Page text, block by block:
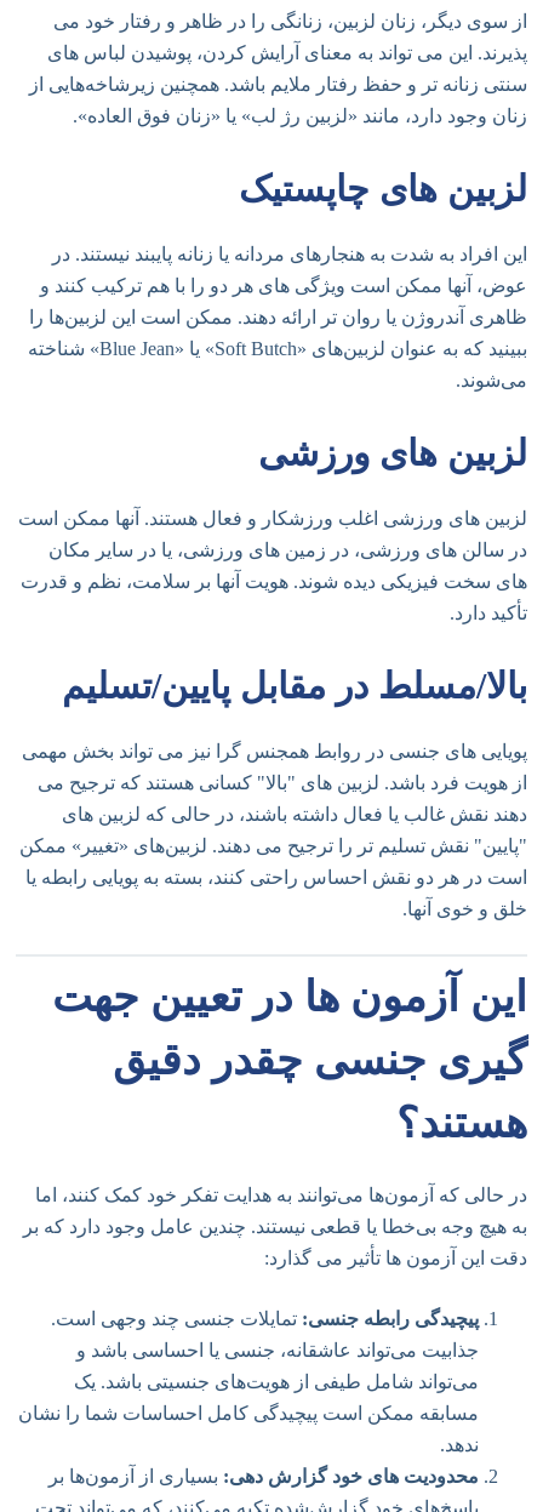
از سوی دیگر، زنان لزبین، زنانگی را در ظاهر و رفتار خود می
پذیرند. این می تواند به معنای آرایش کردن، پوشیدن لباس های
سنتی زنانه تر و حفظ رفتار ملایم باشد. همچنین زیرشاخه‌هایی از
زنان وجود دارد، مانند «لزبین رژ لب» یا «زنان فوق العاده».
لزبین های چاپستیک
این افراد به شدت به هنجارهای مردانه یا زنانه پایبند نیستند. در
عوض، آنها ممکن است ویژگی های هر دو را با هم ترکیب کنند و
ظاهری آندروژن یا روان تر ارائه دهند. ممکن است این لزبین‌ها را
ببینید که به عنوان لزبین‌های «Soft Butch» یا «Blue Jean» شناخته
می‌شوند.
لزبین های ورزشی
لزبین های ورزشی اغلب ورزشکار و فعال هستند. آنها ممکن است
در سالن های ورزشی، در زمین های ورزشی، یا در سایر مکان
های سخت فیزیکی دیده شوند. هویت آنها بر سلامت، نظم و قدرت
تأکید دارد.
بالا/مسلط در مقابل پایین/تسلیم
پویایی های جنسی در روابط همجنس گرا نیز می تواند بخش مهمی
از هویت فرد باشد. لزبین های "بالا" کسانی هستند که ترجیح می
دهند نقش غالب یا فعال داشته باشند، در حالی که لزبین های
"پایین" نقش تسلیم تر را ترجیح می دهند. لزبین‌های «تغییر» ممکن
است در هر دو نقش احساس راحتی کنند، بسته به پویایی رابطه یا
خلق و خوی آنها.
این آزمون ها در تعیین جهت
گیری جنسی چقدر دقیق
هستند؟
در حالی که آزمون‌ها می‌توانند به هدایت تفکر خود کمک کنند، اما
به هیچ وجه بی‌خطا یا قطعی نیستند. چندین عامل وجود دارد که بر
دقت این آزمون ها تأثیر می گذارد:
پیچیدگی رابطه جنسی: تمایلات جنسی چند وجهی است.
جذابیت می‌تواند عاشقانه، جنسی یا احساسی باشد و
می‌تواند شامل طیفی از هویت‌های جنسیتی باشد. یک
مسابقه ممکن است پیچیدگی کامل احساسات شما را نشان
ندهد.
محدودیت های خود گزارش دهی: بسیاری از آزمون‌ها بر
پاسخ‌های خود گزارش‌شده تکیه می‌کنند، که می‌تواند تحت